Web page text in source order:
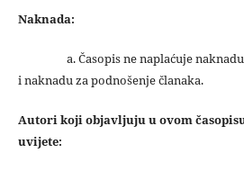
Naknada:
a. Časopis ne naplaćuje naknadu
i naknadu za podnošenje članaka.
Autori koji objavljuju u ovom
uvijete: